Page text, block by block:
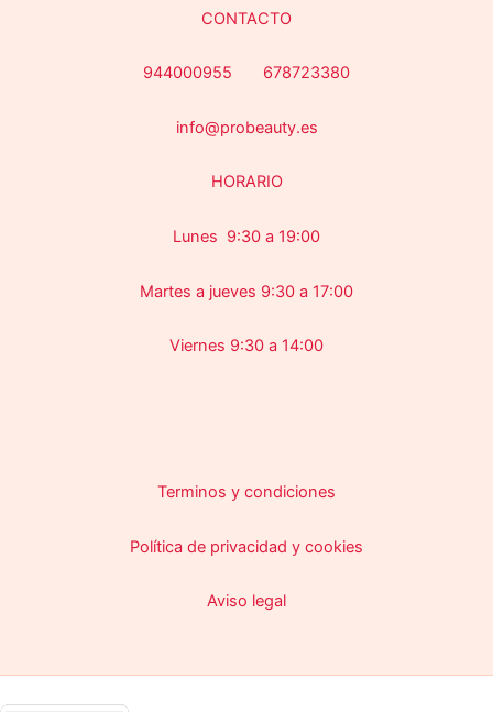
CONTACTO
944000955 678723380
info@probeauty.es
HORARIO
Lunes 9:30 a 19:00
Martes a jueves 9:30 a 17:00
Viernes 9:30 a 14:00
Terminos y condiciones
Política de privacidad y cookies
Aviso legal